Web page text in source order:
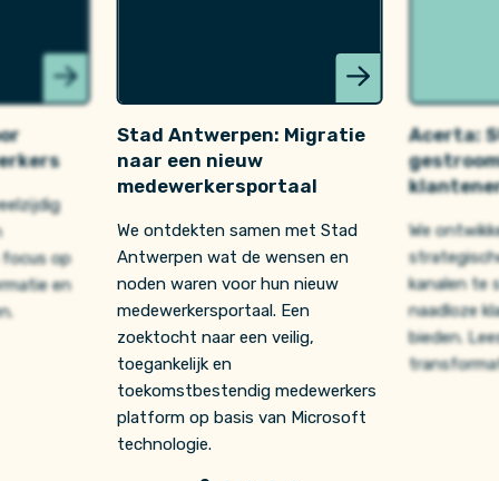
Stad Antwerpen: Migratie
naar een nieuw
medewerkersportaal
We ontdekten samen met Stad
Antwerpen wat de wensen en
noden waren voor hun nieuw
medewerkersportaal. Een
zoektocht naar een veilig,
toegankelijk en
toekomstbestendig medewerkers
platform op basis van Microsoft
technologie.
Acerta:
We
kanalen te
naadloze
bieden.
focus op
en